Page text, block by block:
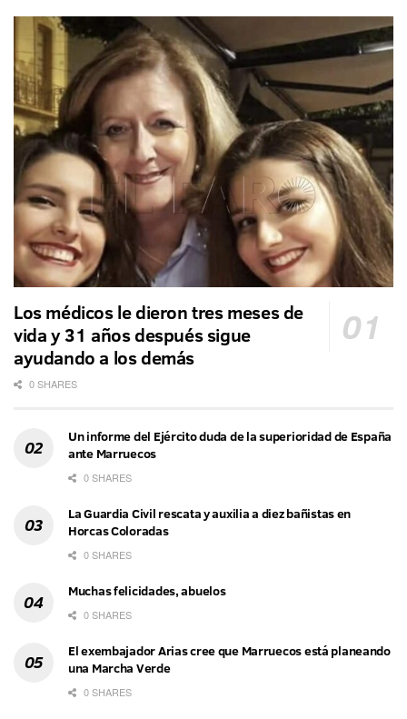
Los médicos le dieron tres meses de
vida y 31 años después sigue
ayudando a los demás
0 SHARES
Un informe del Ejército duda de la superioridad de España
ante Marruecos
0 SHARES
La Guardia Civil rescata y auxilia a diez bañistas en
Horcas Coloradas
0 SHARES
Muchas felicidades, abuelos
0 SHARES
El exembajador Arias cree que Marruecos está planeando
una Marcha Verde
0 SHARES